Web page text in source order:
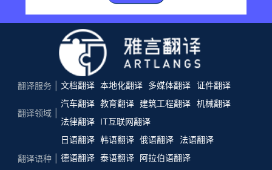
翻译服务 文档翻译 本地化翻译 多媒体翻译 证件翻译
翻译领域
汽车翻译 教育翻译 建筑工程翻译 机械翻译
法律翻译
IT互联网翻译
翻译语种
日语翻译 韩语翻译 俄语翻译
法语翻译
德语翻译 泰语翻译 阿拉伯语翻译